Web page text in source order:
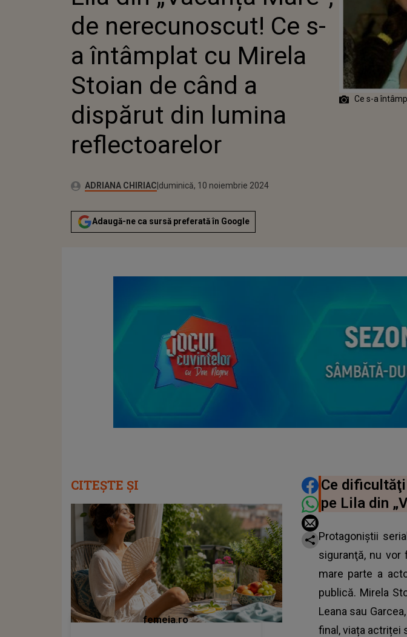
ÎNTÂMPLAT CU MIRELA
STOIAN DE CÂND A
DISPĂRUT DIN LUMINA
REFLECTOARELOR
de nerecunoscut! Ce s-
a întâmplat cu Mirela
Stoian de când a
dispărut din lumina
reflectoarelor
Autor:ADRIANA CHIRIACPublicat:
duminică, 10 noiembrie 2024
Actualizat:
duminică, 10 noiembrie 2024
Adaugă-ne ca sursă preferată în Google
Ce s-a
DISTRIBUIE
Ce
pe Lila din
Protagoniştii
siguranţă, nu
mare parte a
publică. Mirela
Leana sau
final, viața actriței
CITEȘTE ȘI
femeia.ro